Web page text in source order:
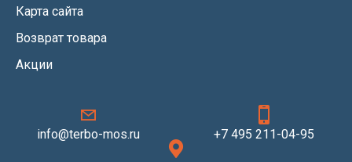
Карта сайта
Возврат товара
Акции
info@terbo-mos.ru +7 495 211-04-95